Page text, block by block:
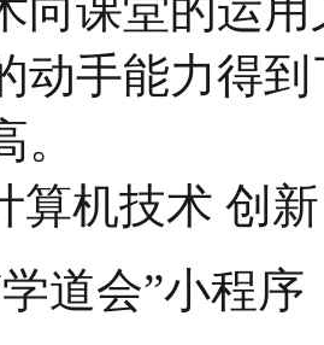
动手能力得
算机技术 创
道会”小程序